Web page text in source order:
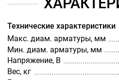
Технические характеристики
Макс. диам. арматуры, мм
Мин. диам. арматуры, мм
Напряжение, В
Вес, кг